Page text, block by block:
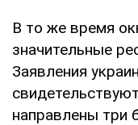
В то же время
значительные
Заявления
направлены три